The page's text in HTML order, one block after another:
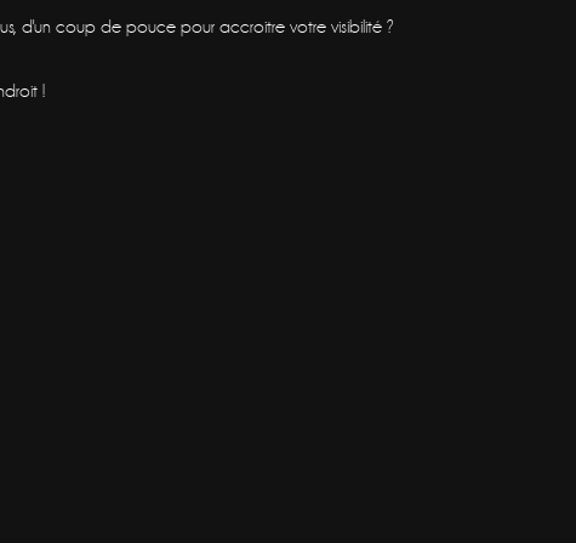
d'un coup de pouce pour accroitre votre visibilité ?
!